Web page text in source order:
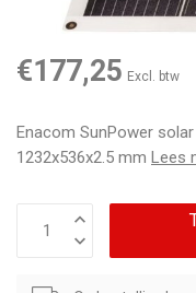
€177,25 Excl. btw
Enacom SunPower
1232x536x2.5 mm Lees